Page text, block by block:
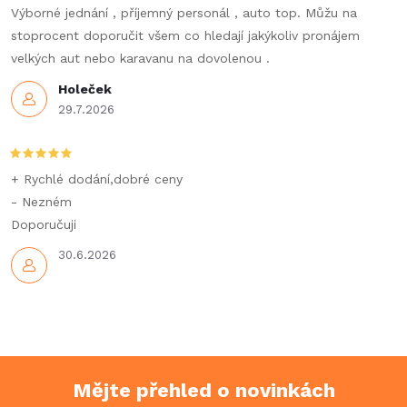
k
y
v
ý
p
i
s
Holeček
29.7.2026
Výborné jednání , příjemný personál , auto top. Můžu na
stoprocent doporučit všem co hledají jakýkoliv pronájem
velkých aut nebo karavanu na dovolenou .
30.6.2026
+ Rychlé dodání,dobré ceny
- Nezném
Doporučuji
Mějte přehled o novinkách